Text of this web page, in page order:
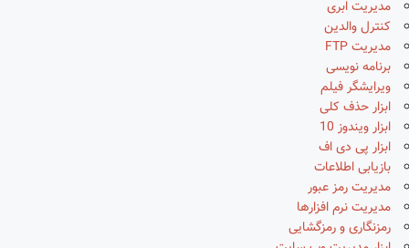
مدیریت ابری
کنترل والدین
مدیریت FTP
برنامه نویسی
ویرایشگر فیلم
ابزار حذف کلی
ابزار ویندوز 10
ابزار پی دی اف
بازیابی اطلاعات
مدیریت رمز عبور
مدیریت نرم افزارها
رمزنگاری و رمزگشایی